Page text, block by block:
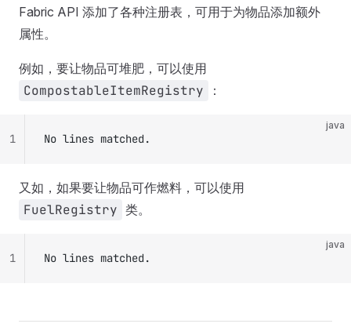
Fabric API 添加了各种注册表，可用于为物品添加额外
属性。
例如，要让物品可堆肥，可以使用
CompostableItemRegistry ：
java
No lines matched.
1
又如，如果要让物品可作燃料，可以使用
FuelRegistry 类。
java
No lines matched.
1